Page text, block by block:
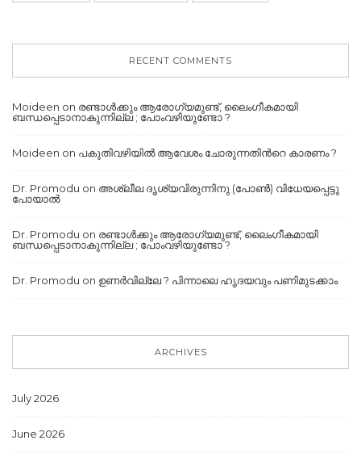
RECENT COMMENTS
Moideen on രണ്ടാൾക്കും ആരോഗ്യമുണ്ട്, ലൈംഗീകമായി
ബന്ധപ്പെടാനാകുന്നില്ല ; പോംവഴിയുണ്ടോ ?
Moideen on പകുതിവഴിയില്‍ ആവേശം ചോരുന്നതിന്‍റെ കാരണം ?
Dr. Promodu on അശ്ലീല ദൃശ്യവിരുന്നിനു (പോൺ) വിധേയപ്പെട്ടു
പോയാൽ
Dr. Promodu on രണ്ടാൾക്കും ആരോഗ്യമുണ്ട്, ലൈംഗീകമായി
ബന്ധപ്പെടാനാകുന്നില്ല ; പോംവഴിയുണ്ടോ ?
Dr. Promodu on ഉണർവില്ലേ ? പിന്നാലെ ഹൃദയവും പണിമുടക്കാം
ARCHIVES
July 2026
June 2026